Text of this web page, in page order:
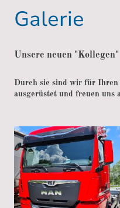
Galerie
Unsere neuen "Kollegen"
Durch sie sind wir für Ihren
ausgerüstet und freuen uns